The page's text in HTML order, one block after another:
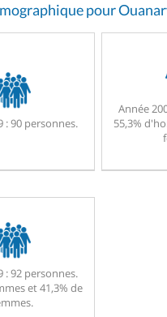
pour
:90 personnes.
Année
55,3%
:92 personnes.
et 41,3% de